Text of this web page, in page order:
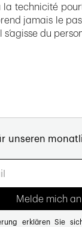
la technicité
jamais le
s’agisse du
unseren
erklären Sie